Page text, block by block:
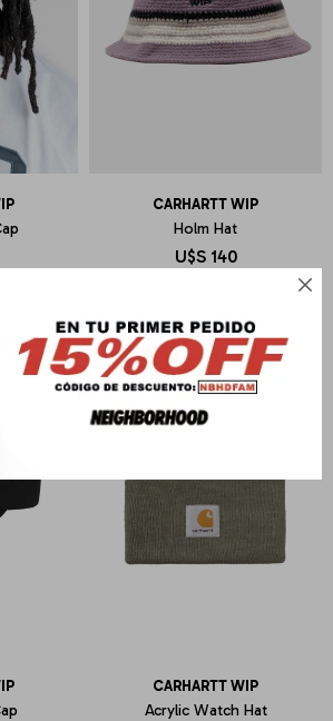

CARHARTT WIP
Holm Hat
U$S 140
CARHARTT WIP
Acrylic Watch Hat